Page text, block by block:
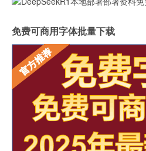
免费可商用字体批量下载